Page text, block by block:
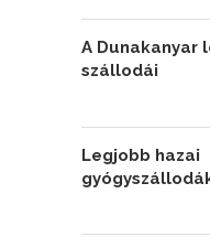
A Dunakanyar
szállodái
Legjobb hazai